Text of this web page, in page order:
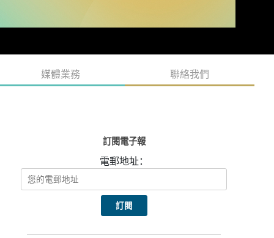
媒體業務 聯絡我們
訂閱電子報
電郵地址：